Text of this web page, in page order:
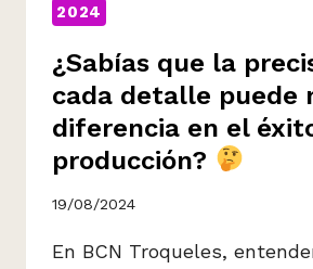
2024
¿Sabías que la
cada detalle puede
diferencia en el
producción?
19/08/2024
En BCN Troqueles,